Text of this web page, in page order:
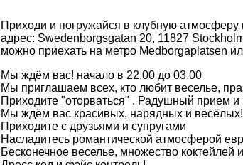
Приходи и погружайся в клубную
адрес: Swedenborgsgatan 20, 11827
можно приехать на метро Medborgaplatsen
Мы ждём вас! начало в 22.00 до 03.00
Мы приглашаем всех, кто любит веселье,
Приходите "оторваться" . Радушный прием и
Мы ждём вас красивых, нарядных и весёлых!
Приходите с друзьями и супругами
Насладитесь романтической атмосферой
Бесконечное веселье, множество коктейлей